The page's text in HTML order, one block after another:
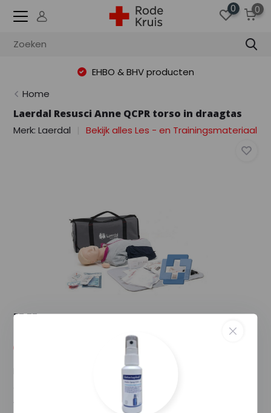
0 0
EHBO & BHV producten
Home
Laerdal Resusci Anne QCPR torso in draagtas
Merk:Laerdal Bekijk alles Les - en Trainingsmateriaal
--,--
Levertijd: 1 tot 2 weken
Laerdal Resusci Anne QCPR torso in draagtas is een
geavanceerde reanimatiepop ter grote van een
volwassene, met een realistische anatomie....